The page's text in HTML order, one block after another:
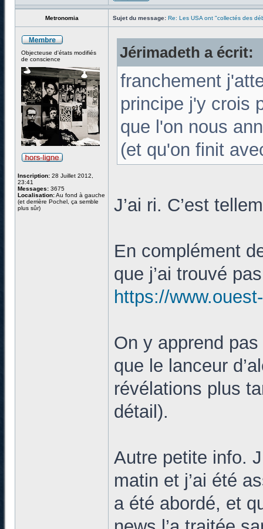
Metronomia Sujet du message: Re: Les USA ont "collectés des
Objecteuse d'états modifiés
de conscience
Inscription: 28 Juillet 2012,
23:41
Messages: 3675
Localisation:Au fond à gauche
(et derrière Pochel, ça semble
plus sûr)
Jérimadeth a écrit:
franchement
principe j'y crois
que l'on nous
(et qu'on finit
J’ai ri. C’est
En complément
que j’ai trouvé
https://
On y apprend
que le lanceur
révélations plus
détail).
Autre petite info.
matin et j’ai été
a été abordé, et